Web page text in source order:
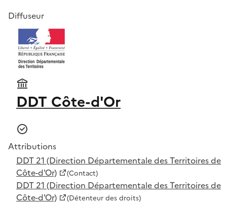
Diffuseur
DDT Côte-d'Or
Attributions
DDT 21 (Direction Départementale des Territoires de
Côte-d'Or)
(Contact)
DDT 21 (Direction Départementale des Territoires de
Côte-d'Or)
(Détenteur des droits)